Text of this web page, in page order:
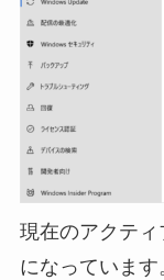
現在のアクティ
になっています